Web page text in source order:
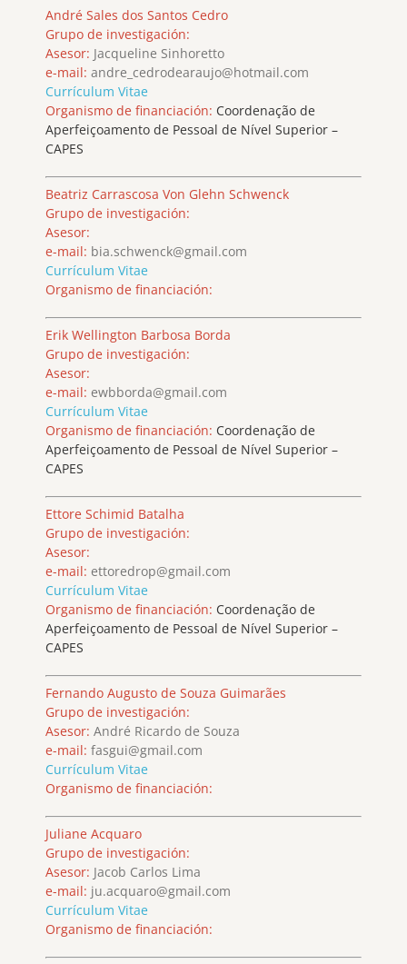
André Sales dos Santos Cedro
Grupo de investigación:
Asesor: Jacqueline Sinhoretto
e-mail: andre_cedrodearaujo@hotmail.com
Currículum Vitae
Organismo de financiación: Coordenação de
Aperfeiçoamento de Pessoal de Nível Superior –
CAPES
Beatriz Carrascosa Von Glehn Schwenck
Grupo de investigación:
Asesor:
e-mail: bia.schwenck@gmail.com
Currículum Vitae
Organismo de financiación:
Erik Wellington Barbosa Borda
Grupo de investigación:
Asesor:
e-mail: ewbborda@gmail.com
Currículum Vitae
Organismo de financiación: Coordenação de
Aperfeiçoamento de Pessoal de Nível Superior –
CAPES
Ettore Schimid Batalha
Grupo de investigación:
Asesor:
e-mail: ettoredrop@gmail.com
Currículum Vitae
Organismo de financiación: Coordenação de
Aperfeiçoamento de Pessoal de Nível Superior –
CAPES
Fernando Augusto de Souza Guimarães
Grupo de investigación:
Asesor: André Ricardo de Souza
e-mail: fasgui@gmail.com
Currículum Vitae
Organismo de financiación:
Juliane Acquaro
Grupo de investigación:
Asesor: Jacob Carlos Lima
e-mail: ju.acquaro@gmail.com
Currículum Vitae
Organismo de financiación: